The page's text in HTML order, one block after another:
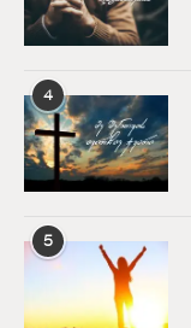
4
5